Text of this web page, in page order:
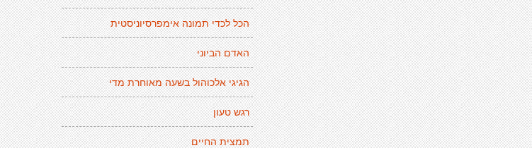
הכל לכדי תמונה אימפרסיוניסטית
האדם הביוני
הגיגי אלכוהול בשעה מאוחרת מדי
רגש טעון
תמצית החיים